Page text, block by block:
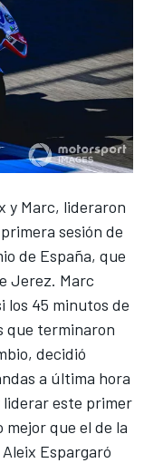
y Marc, lideraron
sesión de
de España, que
Jerez. Marc
los 45 minutos de
que terminaron
decidió
a última hora
liderar este primer
que el de la
Aleix Espargaró